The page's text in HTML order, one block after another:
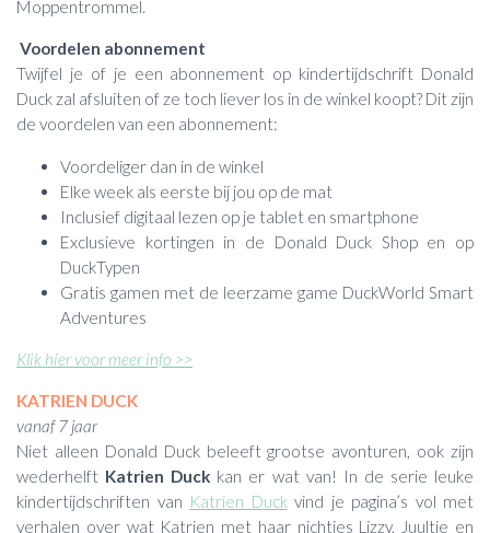
Moppentrommel.
Voordelen abonnement
Twijfel je of je een abonnement op kindertijdschrift Donald
Duck zal afsluiten of ze toch liever los in de winkel koopt? Dit zijn
de voordelen van een abonnement:
Voordeliger dan in de winkel
Elke week als eerste bij jou op de mat
Inclusief digitaal lezen op je tablet en smartphone
Exclusieve kortingen in de Donald Duck Shop en op
DuckTypen
Gratis gamen met de leerzame game DuckWorld Smart
Adventures
Klik hier voor meer info >>
KATRIEN DUCK
vanaf 7 jaar
Niet alleen Donald Duck beleeft grootse avonturen, ook zijn
wederhelft Katrien Duck kan er wat van! In de serie leuke
kindertijdschriften van Katrien Duckvind je pagina’s vol met
verhalen over wat Katrien met haar nichtjes Lizzy, Juultje en